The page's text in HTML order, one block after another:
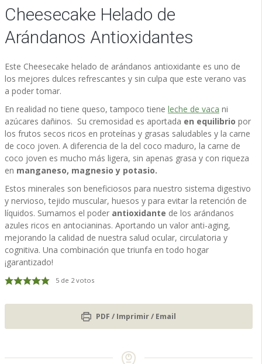
Cheesecake Helado de
Arándanos Antioxidantes
Este Cheesecake helado de arándanos antioxidante es uno de
los mejores dulces refrescantes y sin culpa que este verano vas
a poder tomar.
En realidad no tiene queso, tampoco tiene leche de vaca ni
azúcares dañinos. Su cremosidad es aportada en equilibrio por
los frutos secos ricos en proteínas y grasas saludables y la carne
de coco joven. A diferencia de la del coco maduro, la carne de
coco joven es mucho más ligera, sin apenas grasa y con riqueza
en manganeso, magnesio y potasio.
Estos minerales son beneficiosos para nuestro sistema digestivo
y nervioso, tejido muscular, huesos y para evitar la retención de
líquidos. Sumamos el poder antioxidante de los arándanos
azules ricos en antocianinas. Aportando un valor anti-aging,
mejorando la calidad de nuestra salud ocular, circulatoria y
cognitiva. Una combinación que triunfa en todo hogar
¡garantizado!
5de 2votos
PDF / Imprimir / Email